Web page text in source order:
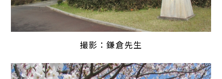
撮影：鎌倉先生